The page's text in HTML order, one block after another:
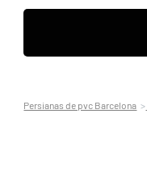
Persianas de pvc Barcelona